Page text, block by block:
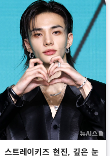
스트레이키즈 현진, 깊은 눈